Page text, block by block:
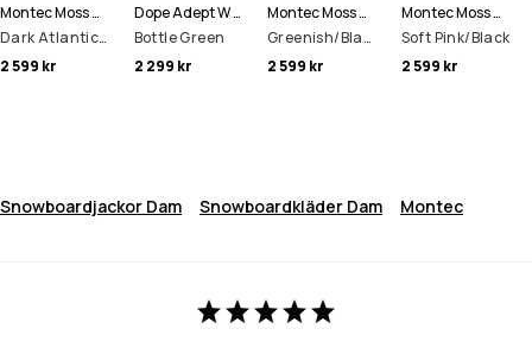
Montec Moss W Snowboardjacka Kvinna
Dark Atlantic/Black
2 599 kr
Dope Adept W Snowboardjacka Kvinna
Bottle Green
2 299 kr
Montec Moss W Snowboardjacka Kvinna
Greenish/Black
2 599 kr
Montec Moss W Snowboardjacka Kvinna
Soft Pink/Black
2 599 kr
Snowboardjackor Dam Snowboardkläder Dam Montec